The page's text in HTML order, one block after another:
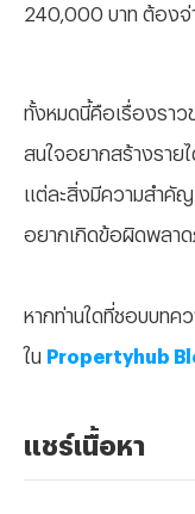
240,000 บาท ต้องจ่
ทั้งหมดนี้คือเรื่องราว
สนใจอยากสร้างราย
แต่ละสิ่งมีความสำคัญ
อยากเกิดข้อผิดพลาด
หากท่านใดที่ชอบบทค
ใน Propertyhub
แชร์เนื้อหา